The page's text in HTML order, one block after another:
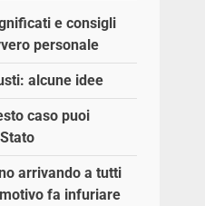
e consigli
personale
alcune idee
caso puoi
arrivando a tutti
fa infuriare